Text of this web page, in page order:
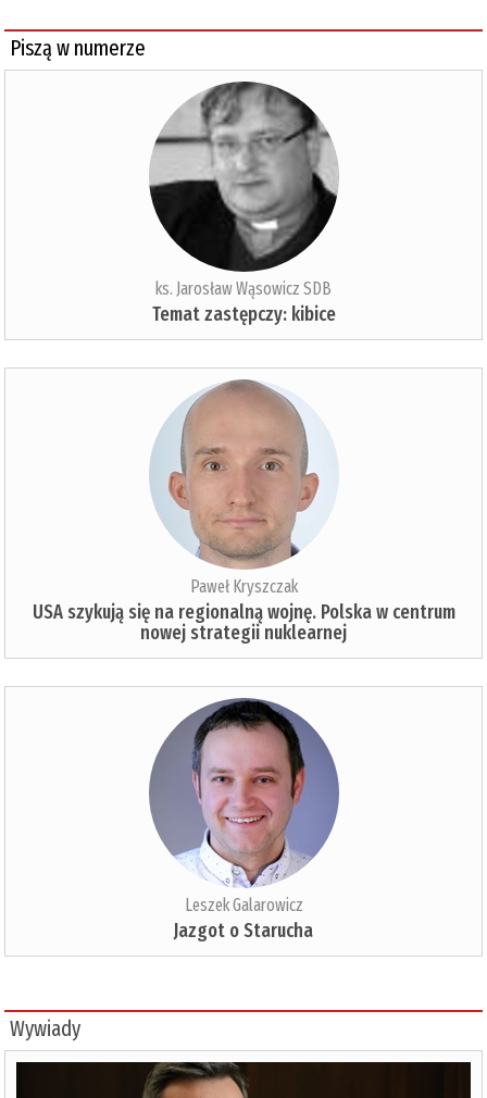
Piszą w numerze
ks. Jarosław Wąsowicz SDB
Temat zastępczy: kibice
Paweł Kryszczak
USA szykują się na regionalną wojnę. Polska w centrum
nowej strategii nuklearnej
Leszek Galarowicz
Jazgot o Starucha
Wywiady